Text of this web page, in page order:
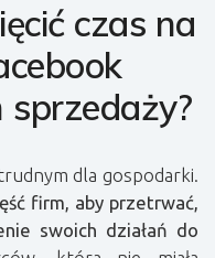
czas na
sprzedaży?
dla gospodarki.
firm, aby przetrwać,
swoich działań do